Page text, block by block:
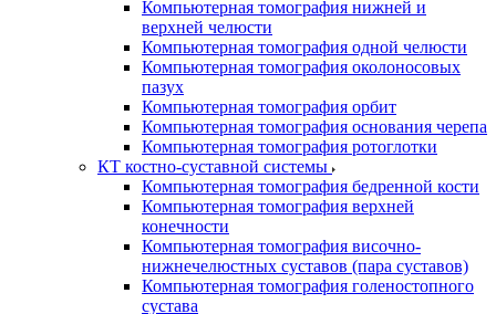
Компьютерная томография нижней и
верхней челюсти
Компьютерная томография одной челюсти
Компьютерная томография околоносовых
пазух
Компьютерная томография орбит
Компьютерная томография основания черепа
Компьютерная томография ротоглотки
КТ костно-суставной системы
Компьютерная томография бедренной кости
Компьютерная томография верхней
конечности
Компьютерная томография височно-
нижнечелюстных суставов (пара суставов)
Компьютерная томография голеностопного
сустава